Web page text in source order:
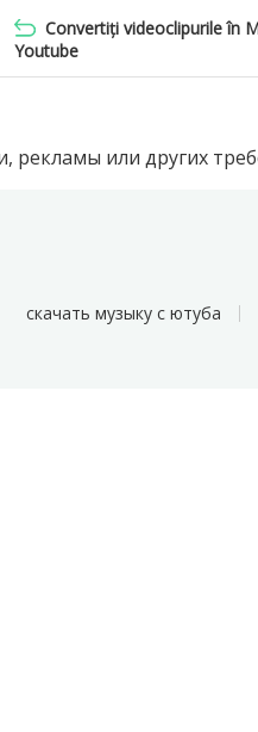
Convertiți videoclipurile în
Youtube
рекламы или других
скачать музыку с ютуба